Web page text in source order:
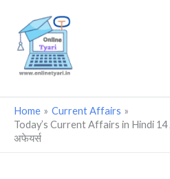
content
Home
Current Affairs
Today’s Current Affairs in Hindi
अफेयर्स